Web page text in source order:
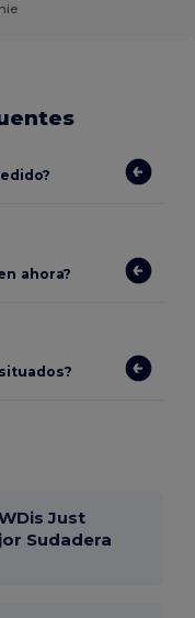
ahora?
Just
Sudadera